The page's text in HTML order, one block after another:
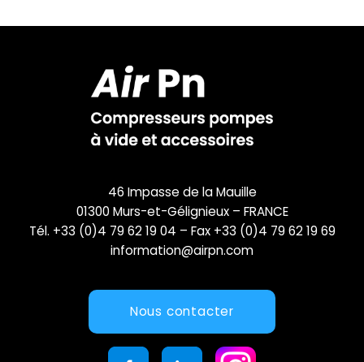
46 Impasse de la Mauille
01300 Murs-et-Gélignieux – FRANCE
Tél. +33 (0)4 79 62 19 04 – Fax +33 (0)4 79 62 19 69
information@airpn.com
Nous contacter